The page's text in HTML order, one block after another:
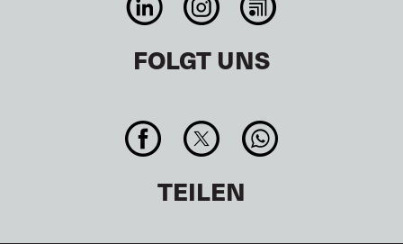
FOLGT UNS
TEILEN